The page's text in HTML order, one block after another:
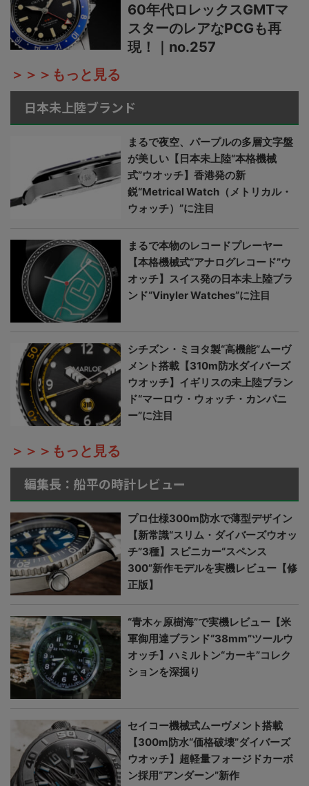
60年代ロレックスGMTマ
スターのレアなPCGも再
現！｜no.257
＞＞＞もっと見る
日本未上陸ブランド
まるで夜空、パープルの多層文字盤
が美しい【日本未上陸“本格機械
式”ウオッチ】香港発の新
鋭“Metrical Watch（メトリカル・
ウォッチ）”に注目
まるで本物のレコードプレーヤー
【本格機械式“アナログレコード”ウ
オッチ】スイス発の日本未上陸ブラ
ンド“Vinyler Watches”に注目
シチズン・ミヨタ製“高機能”ムーヴ
メント搭載【310m防水ダイバーズ
ウオッチ】イギリスの未上陸ブラン
ド“マーロウ・ウォッチ・カンパニ
ー”に注目
＞＞＞もっと見る
編集長：船平の時計レビュー
プロ仕様300m防水で薄型デザイン
【新常識“スリム・ダイバーズウオッ
チ”3種】スピニカー“スペンス
300”新作モデルを実機レビュー【修
正版】
“青木ヶ原樹海”で実機レビュー【米
軍御用達ブランド“38mm”ツールウ
オッチ】ハミルトン“カーキ”コレク
ションを深掘り
セイコー機械式ムーヴメント搭載
【300m防水“価格破壊”ダイバーズ
ウオッチ】超軽量フォージドカーボ
ン採用“アンダーン”新作